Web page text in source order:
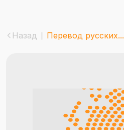
Назад Перевод русских...